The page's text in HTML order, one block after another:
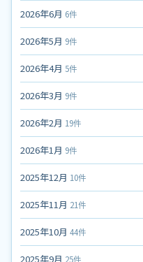
2026年6月 6件
2026年5月 9件
2026年4月 5件
2026年3月 9件
2026年2月 19件
2026年1月 9件
2025年12月 10件
2025年11月 21件
2025年10月 44件
2025年9月 25件